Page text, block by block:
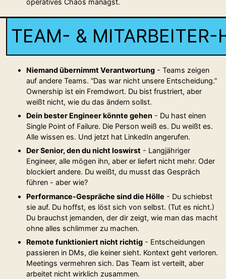
TEAM- & MITARBEITER-
Niemand übernimmt Verantwortung - Teams zeigen
auf andere Teams. “Das war nicht unsere Entscheidung.”
Ownership ist ein Fremdwort. Du bist frustriert, aber
weißt nicht, wie du das ändern sollst.
Dein bester Engineer könnte gehen - Du hast einen
Single Point of Failure. Die Person weiß es. Du weißt es.
Alle wissen es. Und jetzt hat LinkedIn angerufen.
Der Senior, den du nicht loswirst - Langjähriger
Engineer, alle mögen ihn, aber er liefert nicht mehr. Oder
blockiert andere. Du weißt, du musst das Gespräch
führen - aber wie?
Performance-Gespräche sind die Hölle - Du schiebst
sie auf. Du hoffst, es löst sich von selbst. (Tut es nicht.)
Du brauchst jemanden, der dir zeigt, wie man das macht
ohne alles schlimmer zu machen.
Remote funktioniert nicht richtig - Entscheidungen
passieren in DMs, die keiner sieht. Kontext geht verloren.
Meetings vermehren sich. Das Team ist verteilt, aber
arbeitet nicht wirklich zusammen.